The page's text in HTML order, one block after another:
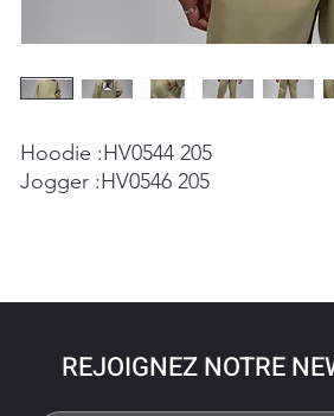
Hoodie :HV0544 205
Jogger :HV0546 205
REJOIGNEZ NOTRE